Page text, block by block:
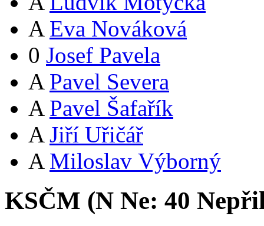
A Eva Nováková
0 Josef Pavela
A Pavel Severa
A Pavel Šafařík
A Jiří Uřičář
A Miloslav Výborný
KSČM (N Ne: 40